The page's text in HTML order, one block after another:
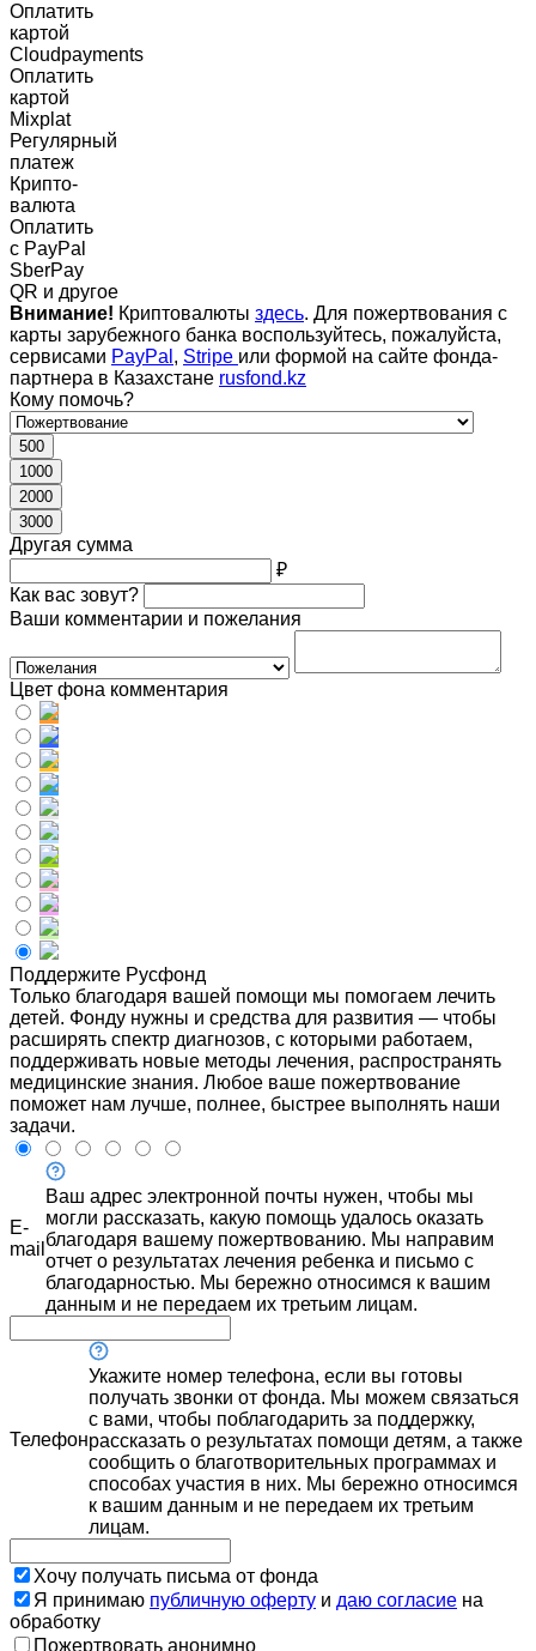
Оплатить
картой
Cloudpayments
Оплатить
картой
Mixplat
Регулярный
платеж
Крипто-
валюта
Оплатить
c PayPal
SberPay
QR и другое
Внимание! Криптовалюты здесь. Для пожертвования с
карты зарубежного банка воспользуйтесь, пожалуйста,
сервисами PayPal , Stripe или формой на сайте фонда-
партнера в Казахстане rusfond.kz
Кому помочь?
500
1000
2000
3000
Другая сумма
₽
Как вас зовут?
Ваши комментарии и пожелания
Цвет фона комментария
Поддержите Русфонд
Только благодаря вашей помощи мы помогаем лечить
детей. Фонду нужны и средства для развития — чтобы
расширять спектр диагнозов, с которыми работаем,
поддерживать новые методы лечения, распространять
медицинские знания. Любое ваше пожертвование
поможет нам лучше, полнее, быстрее выполнять наши
задачи.
E-
mail
Ваш адрес электронной почты нужен, чтобы мы
могли рассказать, какую помощь удалось оказать
благодаря вашему пожертвованию. Мы направим
отчет о результатах лечения ребенка и письмо с
благодарностью. Мы бережно относимся к вашим
данным и не передаем их третьим лицам.
Телефон
Укажите номер телефона, если вы готовы
получать звонки от фонда. Мы можем связаться
с вами, чтобы поблагодарить за поддержку,
рассказать о результатах помощи детям, а также
сообщить о благотворительных программах и
способах участия в них. Мы бережно относимся
к вашим данным и не передаем их третьим
лицам.
Хочу получать письма от фонда
Я принимаю публичную оферту и даю согласие на
обработку
Пожертвовать анонимно